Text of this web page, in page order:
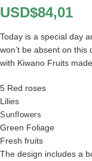
USD$84,01
Today is a special day
won’t be absent on
with Kiwano Fruits
5 Red roses
Lilies
Sunflowers
Green Foliage
Fresh fruits
The design includes a